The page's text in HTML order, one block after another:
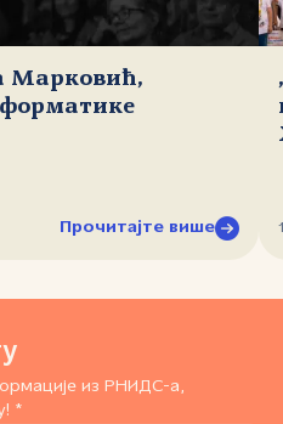
Марковић,
Прочитајте више
из РНИДС-а,
*